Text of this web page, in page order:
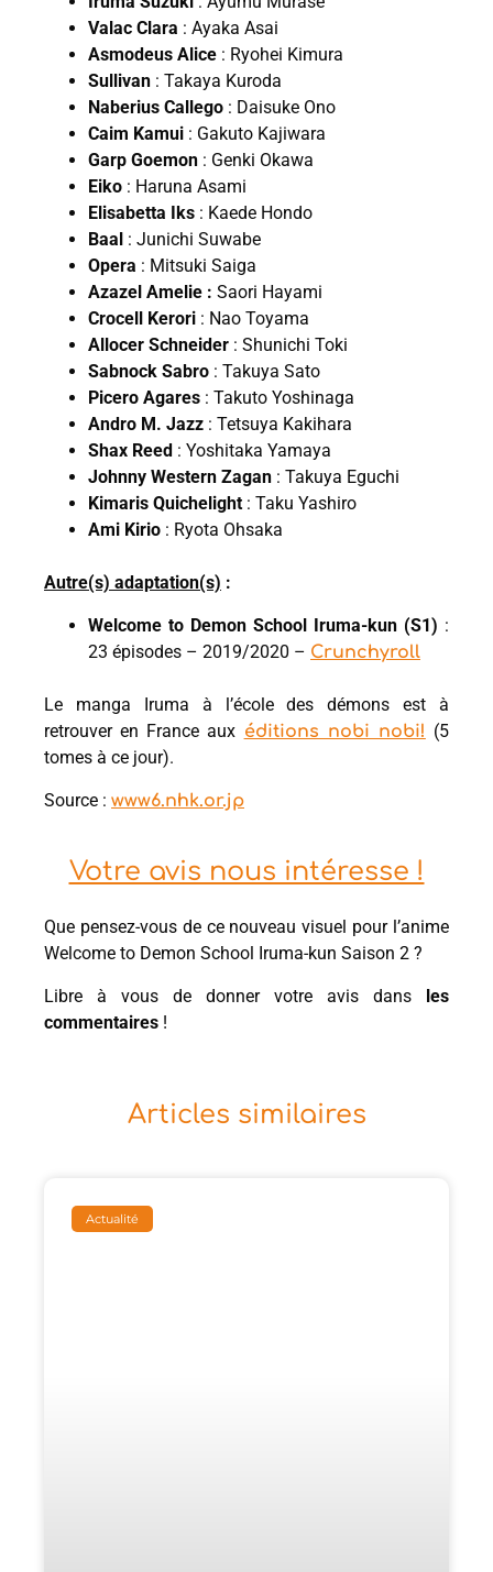
Valac Clara : Ayaka Asai
Asmodeus Alice : Ryohei Kimura
Sullivan : Takaya Kuroda
Naberius Callego : Daisuke Ono
Caim Kamui : Gakuto Kajiwara
Garp Goemon : Genki Okawa
Eiko : Haruna Asami
Elisabetta Iks : Kaede Hondo
Baal : Junichi Suwabe
Opera : Mitsuki Saiga
Azazel Amelie : Saori Hayami
Crocell Kerori : Nao Toyama
Allocer Schneider : Shunichi Toki
Sabnock Sabro : Takuya Sato
Picero Agares : Takuto Yoshinaga
Andro M. Jazz : Tetsuya Kakihara
Shax Reed : Yoshitaka Yamaya
Johnny Western Zagan : Takuya Eguchi
Kimaris Quichelight : Taku Yashiro
Ami Kirio : Ryota Ohsaka
Autre(s) adaptation(s) :
Welcome to Demon School Iruma-kun (S1) :
23 épisodes – 2019/2020 – Crunchyroll
Le manga Iruma à l’école des démons est à
retrouver en France aux éditions nobi nobi! (5
tomes à ce jour).
Source : www6.nhk.or.jp
Votre avis nous intéresse !
Que pensez-vous de ce nouveau visuel pour l’anime
Welcome to Demon School Iruma-kun Saison 2 ?
Libre à vous de donner votre avis dans les
commentaires !
Articles similaires
Actualité